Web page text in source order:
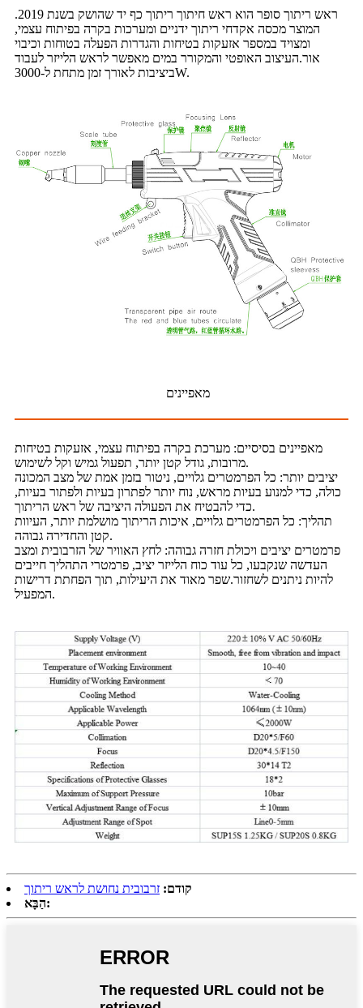
ראש ריתוך סופר הוא ראש חיתוך ריתוך כף יד שהושק בשנת 2019.
המוצר מכסה אקדחי ריתוך ידניים ומערכות בקרה בפיתוח עצמי,
ומצויד במספר אזעקות בטיחות והגדרות הפעלה בטוחות וכיבוי
אור.העיצוב האופטי והמקורר במים מאפשר לראש הלייזר לעבוד
ביציבות לאורך זמן מתחת ל-3000W.
מאפיינים
מאפיינים בסיסיים: מערכת בקרה בפיתוח עצמי, אזעקות בטיחות
מרובות, גודל קטן יותר, תפעול גמיש וקל לשימוש.
יציבים יותר: כל הפרמטרים גלויים, ניטור בזמן אמת של מצב המכונה
כולה, כדי למנוע בעיות מראש, נוח יותר לפתרון בעיות ולפתור בעיות,
כדי להבטיח את הפעולה היציבה של ראש הריתוך.
תהליך: כל הפרמטרים גלויים, איכות הריתוך מושלמת יותר, העיוות
קטן והחדירה גבוהה.
פרמטרים יציבים ויכולת חזרה גבוהה: לחץ האוויר של הזרבובית ומצב
העדשה שנקבעו, כל עוד כוח הלייזר יציב, פרמטרי התהליך חייבים
להיות ניתנים לשחזור.שפר מאוד את היעילות, תוך הפחתת דרישות
המפעיל.
קודם: זרבובית נחושת לראש ריתוך
הַבָּא: